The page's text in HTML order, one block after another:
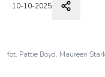
10-10-2025
fot. Pattie Boyd, Maureen